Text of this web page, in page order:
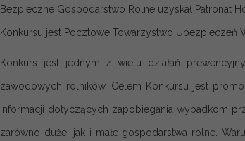
Bezpieczne Gospodarstwo Rolne uzyskał Patronat
Konkursu jest Pocztowe Towarzystwo Ubezpieczeń
Konkurs jest jednym z wielu działań
zawodowych rolników. Celem Konkursu jest
informacji dotyczących zapobiegania wypadkom
zarówno duże, jak i małe gospodarstwa rolne.